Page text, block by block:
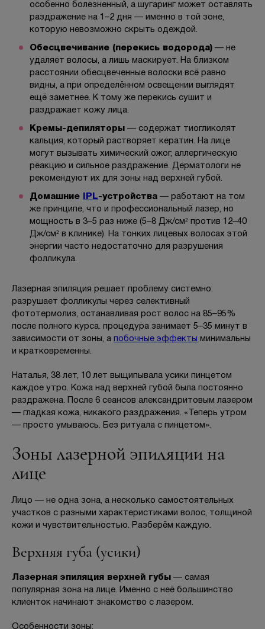
особенно болезненный, а шугаринг может оставлять
раздражение на 1–2 дня — именно в той зоне,
которую невозможно скрыть одеждой.
Обесцвечивание (перекись водорода) — не
удаляет волосы, а лишь маскирует. На близком
расстоянии обесцвеченные волоски всё равно
видны, а при определённом освещении выглядят
ещё заметнее. К тому же перекись сушит и
раздражает кожу лица.
Кремы-депиляторы — содержат тиогликолят
кальция, который растворяет кератин. На лице
могут вызывать химический ожог, аллергическую
реакцию и сильное раздражение. Дерматологи не
рекомендуют их для зоны над верхней губой.
Домашние IPL-устройства — работают на том
же принципе, что и профессиональный лазер, но
мощность в 3–5 раз ниже (5–8 Дж/см² против 12–40
Дж/см² в клинике). На тонких лицевых волосах этой
энергии часто недостаточно для разрушения
фолликула.
Лазерная эпиляция решает проблему системно:
разрушает фолликулы через селективный
фототермолиз, останавливая рост волос на 85–95%
после полного курса. процедура занимает 5–35 минут в
зависимости от зоны, а побочные эффекты минимальны
и кратковременны.
Наталья, 38 лет, 10 лет выщипывала усики пинцетом
каждое утро. Кожа над верхней губой была постоянно
раздражена. После 6 сеансов александритовым лазером
— гладкая кожа, никакого раздражения. «Теперь утром
— просто умываюсь. Без ритуала с пинцетом».
Зоны лазерной эпиляции на
лице
Лицо — не одна зона, а несколько самостоятельных
участков с разными характеристиками волос, толщиной
кожи и чувствительностью. Разберём каждую.
Верхняя губа (усики)
Лазерная эпиляция верхней губы — самая
популярная зона на лице. Именно с неё большинство
клиенток начинают знакомство с лазером.
Особенности зоны: